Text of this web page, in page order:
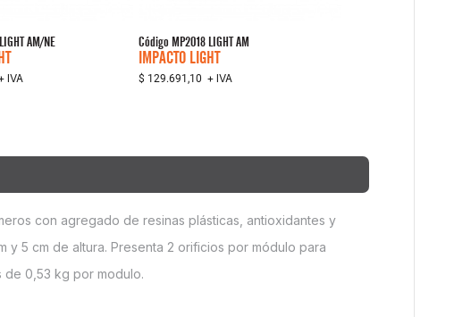
AM/NE
IVA
Código MP2018 LIGHT AM
IMPACTO LIGHT
$ 129.691,10 + IVA
con agregado de resinas plásticas, antioxidantes y
y 5 cm de altura. Presenta 2 orificios por módulo para
de 0,53 kg por modulo.